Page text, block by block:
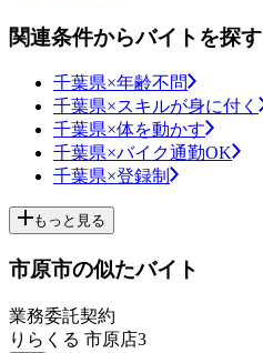
関連条件からバイトを探す
千葉県×年齢不問
千葉県×スキルが身に付く
千葉県×体を動かす
千葉県×バイク通勤OK
千葉県×登録制
もっと見る
市原市の似たバイト
業務委託契約
りらくる 市原店3